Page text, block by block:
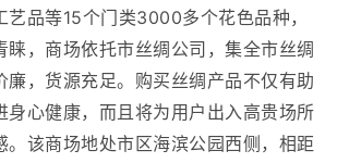
艺品等15个门类3000多个花色品种，
睐，商场依托市丝绸公司，集全市丝绸
廉，货源充足。购买丝绸产品不仅有助
身心健康，而且将为用户出入高贵场所
。该商场地处市区海滨公园西侧，相距